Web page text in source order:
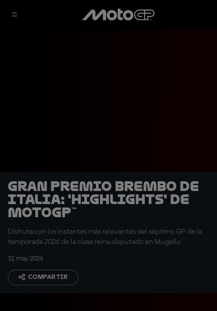
Gran Premio Brembo de
Italia: 'Highlights' de
MotoGP™
Disfruta con los instantes más relevantes del séptimo GP de la
temporada 2026 de la clase reina disputado en Mugello
31 may 2026
COMPARTIR